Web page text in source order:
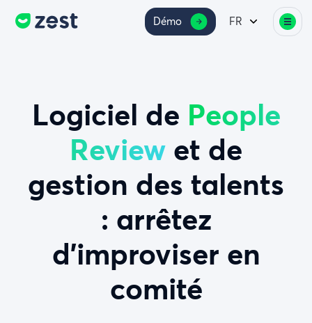
Démo FR
Logiciel de People
Review et de
gestion des talents
: arrêtez
d’improviser en
comité